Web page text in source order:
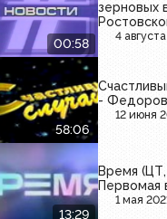
00:58
зерновых
4
58:06
-
12 июня
13:29
Время
Первомая
1 мая